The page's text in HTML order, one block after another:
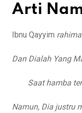
Arti
Ibnu Qayyim
Dan Dialah Yang
Saat hamba
Namun, Dia justru